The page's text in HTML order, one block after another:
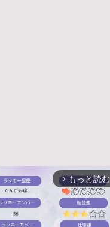
arrow_forward_ios もっと読む